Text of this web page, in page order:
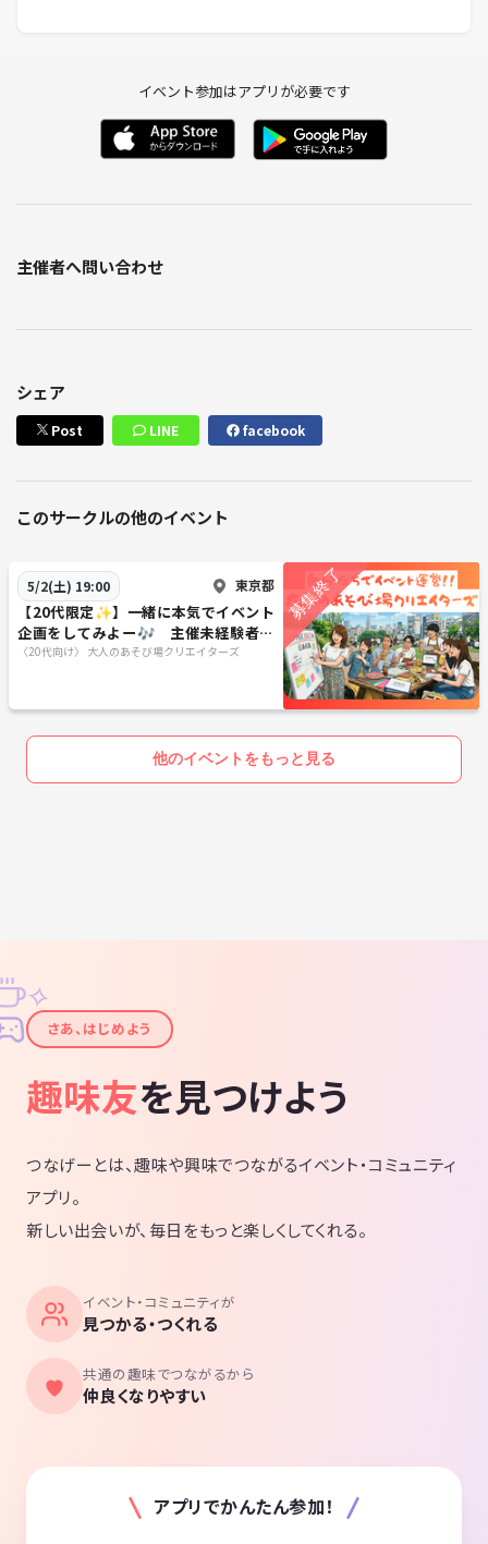
イベント参加はアプリが必要です
主催者へ問い合わせ
シェア
Post LINE facebook
このサークルの他のイベント
5/2(土) 19:00 東京都
【20代限定✨】一緒に本気でイベント
企画をしてみよー🎶 主催未経験者大
歓迎！
〈20代向け〉 大人のあそび場クリエイターズ
他のイベントをもっと見る
✦
✧
さあ、はじめよう
趣味友を見つけよう
つなげーとは、趣味や興味でつながるイベント・コミュニティ
アプリ。
新しい出会いが、毎日をもっと楽しくしてくれる。
イベント・コミュニティが
見つかる・つくれる
共通の趣味でつながるから
仲良くなりやすい
アプリでかんたん参加！